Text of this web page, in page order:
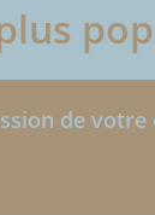
de votre